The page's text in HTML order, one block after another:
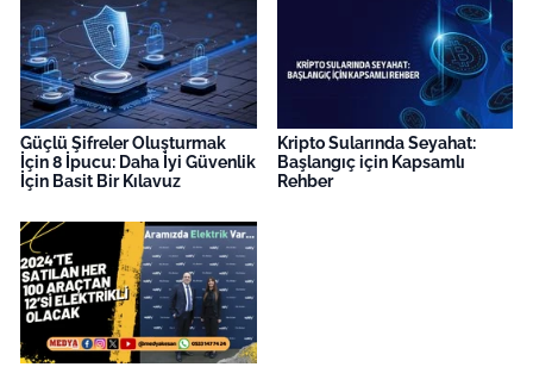
Güçlü Şifreler Oluşturmak
İçin 8 İpucu: Daha İyi Güvenlik
İçin Basit Bir Kılavuz
Kripto Sularında Seyahat:
Başlangıç için Kapsamlı
Rehber